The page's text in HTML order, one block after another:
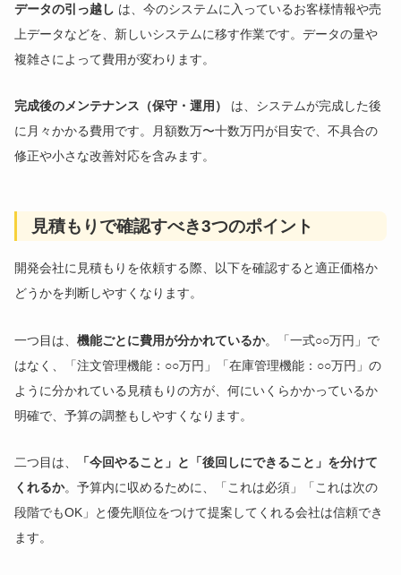
データの引っ越し は、今のシステムに入っているお客様情報や売
上データなどを、新しいシステムに移す作業です。データの量や
複雑さによって費用が変わります。
完成後のメンテナンス（保守・運用）
は、システムが完成した後
に月々かかる費用です。月額数万〜十数万円が目安で、不具合の
修正や小さな改善対応を含みます。
見積もりで確認すべき3つのポイント
開発会社に見積もりを依頼する際、以下を確認すると適正価格か
どうかを判断しやすくなります。
一つ目は、機能ごとに費用が分かれているか。「一式○○万円」で
はなく、「注文管理機能：○○万円」「在庫管理機能：○○万円」の
ように分かれている見積もりの方が、何にいくらかかっているか
明確で、予算の調整もしやすくなります。
二つ目は、
「今回やること」と「後回しにできること」を分けて
くれるか。予算内に収めるために、「これは必須」「これは次の
段階でもOK」と優先順位をつけて提案してくれる会社は信頼でき
ます。